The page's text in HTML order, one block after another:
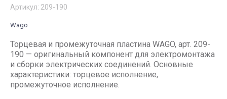
Артикул: 209-190
Wago
Торцевая и промежуточная пластина WAGO, арт. 209-
190 — оригинальный компонент для электромонтажа
и сборки электрических соединений. Основные
характеристики: торцевое исполнение,
промежуточное исполнение.